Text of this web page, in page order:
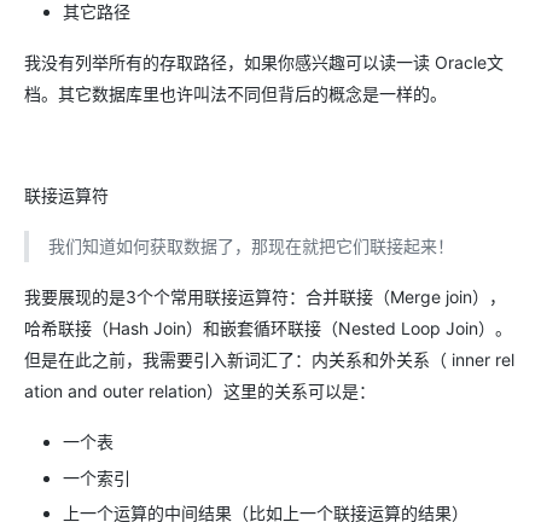
其它路径
我没有列举所有的存取路径，如果你感兴趣可以读一读 Oracle文
档。其它数据库里也许叫法不同但背后的概念是一样的。
联接运算符
我们知道如何获取数据了，那现在就把它们联接起来！
我要展现的是3个个常用联接运算符：合并联接（Merge join），
哈希联接（Hash Join）和嵌套循环联接（Nested Loop Join）。
但是在此之前，我需要引入新词汇了：内关系和外关系（ inner rel
ation and outer relation）这里的关系可以是：
一个表
一个索引
上一个运算的中间结果（比如上一个联接运算的结果）